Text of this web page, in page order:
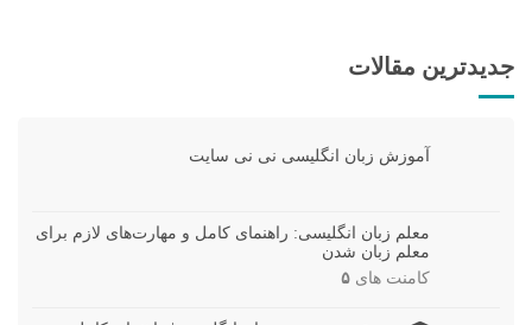
جدیدترین مقالات
آموزش زبان انگلیسی نی نی سایت
معلم زبان انگلیسی: راهنمای کامل و مهارت‌های لازم برای
معلم زبان شدن
کامنت های ۵